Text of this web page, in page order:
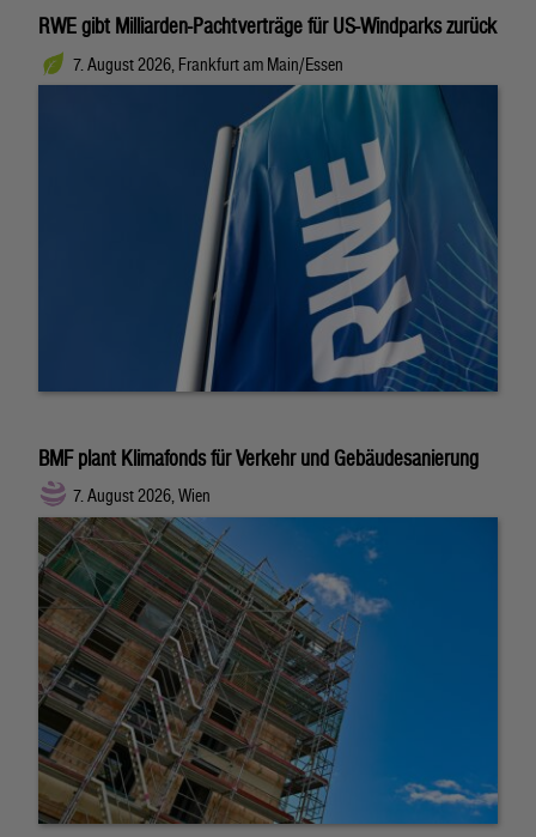
RWE gibt Milliarden-Pachtverträge für US-Windparks zurück
7. August 2026, Frankfurt am Main/Essen
BMF plant Klimafonds für Verkehr und Gebäudesanierung
7. August 2026, Wien